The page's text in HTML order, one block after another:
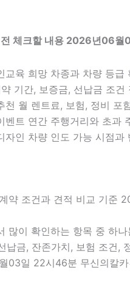
전 체크할 내용 2026년06
교육 희망 차종과 차량 등
약 기간, 보증금, 선납금 조
천 월 렌트료, 보험, 정비
벤트 연간 주행거리와 초과
자인 차량 인도 가능 시점
약 조건과 견적 비교 기준
많이 확인하는 항목 중 하
납금, 잔존가치, 보험 조건,
03일 22시46분 무신의칼